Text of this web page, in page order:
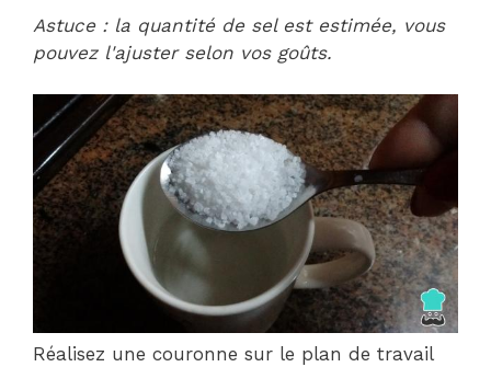
Astuce : la quantité de sel est estimée, vous
pouvez l'ajuster selon vos goûts.
Réalisez une couronne sur le plan de travail